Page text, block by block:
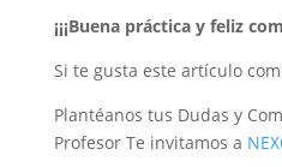
¡¡¡Buena práctica y feliz
Si te gusta este artículo
Plantéanos tus Dudas y
Profesor Te invitamos a